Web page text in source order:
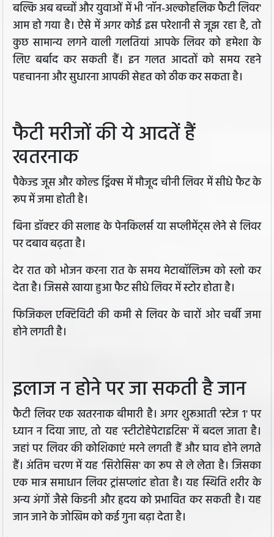
बल्कि अब बच्चों और युवाओं में भी 'नॉन-अल्कोहलिक फैटी लिवर'
आम हो गया है। ऐसे में अगर कोई इस परेशानी से जूझ रहा है, तो
कुछ सामान्य लगने वाली गलतियां आपके लिवर को हमेशा के
लिए बर्बाद कर सकती हैं। इन गलत आदतों को समय रहने
पहचानना और सुधारना आपकी सेहत को ठीक कर सकता है।
फैटी मरीजों की ये आदतें हैं
खतरनाक
पैकेज्ड जूस और कोल्ड ड्रिंक्स में मौजूद चीनी लिवर में सीधे फैट के
रूप में जमा होती है।
बिना डॉक्टर की सलाह के पेनकिलर्स या सप्लीमेंट्स लेने से लिवर
पर दबाव बढ़ता है।
देर रात को भोजन करना रात के समय मेटाबॉलिज्म को स्लो कर
देता है। जिससे खाया हुआ फैट सीधे लिवर में स्टोर होता है।
फिजिकल एक्टिविटी की कमी से लिवर के चारों ओर चर्बी जमा
होने लगती है।
इलाज न होने पर जा सकती है जान
फैटी लिवर एक खतरनाक बीमारी है। अगर शुरूआती 'स्टेज 1' पर
ध्यान न दिया जाए, तो यह 'स्टीटोहेपेटाइटिस' में बदल जाता है।
जहां पर लिवर की कोशिकाएं मरने लगती हैं और घाव होने लगते
हैं। अंतिम चरण में यह 'सिरोसिस' का रूप से ले लेता है। जिसका
एक मात्र समाधान लिवर ट्रांसप्लांट होता है। यह स्थिति शरीर के
अन्य अंगों जैसे किडनी और हृदय को प्रभावित कर सकती है। यह
जान जाने के जोखिम को कई गुना बढ़ा देता है।